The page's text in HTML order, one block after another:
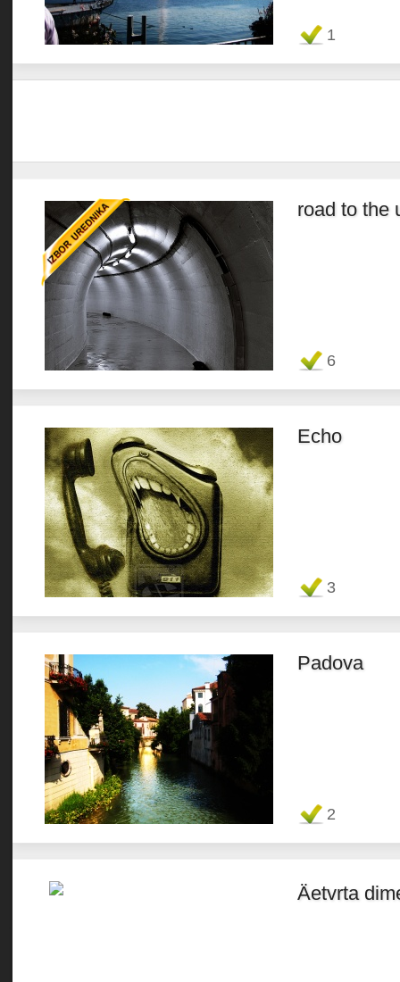
Favorit 1
road to the
Favorit 6
Echo
Favorit 3
Padova
Favorit 2
Äetvrta